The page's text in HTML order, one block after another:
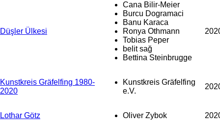
Düşler Ülkesi
Cana Bilir-Meier
Burcu Dogramaci
Banu Karaca
Ronya Othmann
Tobias Peper
belit sağ
Bettina Steinbrugge
Kunstkreis Gräfelfing 1980-
2020
Kunstkreis Gräfelfing
e.V.
Lothar Götz Oliver Zybok